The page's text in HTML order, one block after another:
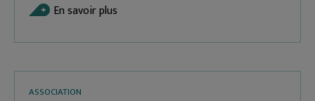
En savoir plus
ASSOCIATION